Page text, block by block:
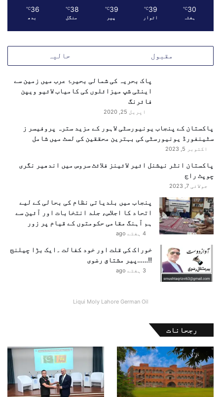
ا
30
℃
ہفتہ
39
℃
اتوار
39
℃
پیر
38
℃
منگل
36
℃
بدھ
مقبول حالیہ
پاک بحریہ کی شمالی بحیرۂ عرب میں زمین سے
اینٹی شپ میزائلوں کی کامیاب لائیو ویپن
فائرنگ
اپریل 25, 2020
پاکستان کے پنجاب یونیورسٹی لاہور کے مزید سترہ پروفیسر ز
سٹینفورڈ یونیورسٹی کی بہترین محققین کی لسٹ میں شامل
اکتوبر 5, 2023
پاکستان انٹر نیشنل ائیر لائینز فلائٹ سروس میں اندھیر نگری
چوپٹ راج
جولائی 7, 2023
پنجاب میں بلدیاتی نظام کی بحالی کے لیے
اتحاد کا اجلاس، جلد انتخابات اور آئین سے
ہم آہنگ مقامی حکومتوں کے قیام پر زور
4 ہفتے ago
خوراک کی قلت اور خود کفالت ۔ایک بڑا چیلنج
!!……پیر مشتاق رضوی
3 ہفتے ago
Liqui Moly Lahore German Oil
رجحانات